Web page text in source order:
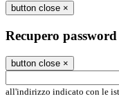
button close ×
Recupero password
button close ×
all'indirizzo indicato con le